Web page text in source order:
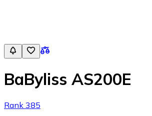
BaByliss AS200E
Rank 385